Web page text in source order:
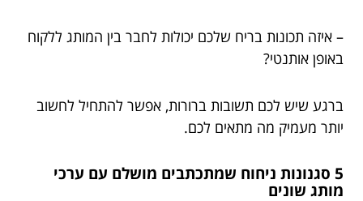
– איזה תכונות בריח שלכם יכולות לחבר בין המותג ללקוח
באופן אותנטי?
ברגע שיש לכם תשובות ברורות, אפשר להתחיל לחשוב
יותר מעמיק מה מתאים לכם.
5 סגנונות ניחוח שמתכתבים מושלם עם ערכי
מותג שונים